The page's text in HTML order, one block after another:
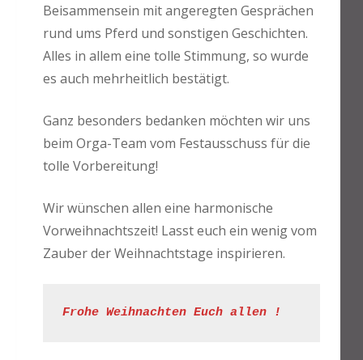
Beisammensein mit angeregten Gesprächen
rund ums Pferd und sonstigen Geschichten.
Alles in allem eine tolle Stimmung, so wurde
es auch mehrheitlich bestätigt.
Ganz besonders bedanken möchten wir uns
beim Orga-Team vom Festausschuss für die
tolle Vorbereitung!
Wir wünschen allen eine harmonische
Vorweihnachtszeit! Lasst euch ein wenig vom
Zauber der Weihnachtstage inspirieren.
Frohe Weihnachten Euch allen !